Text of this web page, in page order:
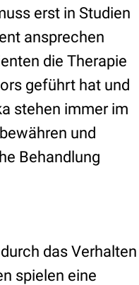
erst in Studien
ansprechen
die Therapie
geführt hat und
stehen immer im
und
Behandlung
das Verhalten
spielen eine